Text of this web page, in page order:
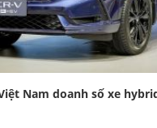
Nam doanh số xe